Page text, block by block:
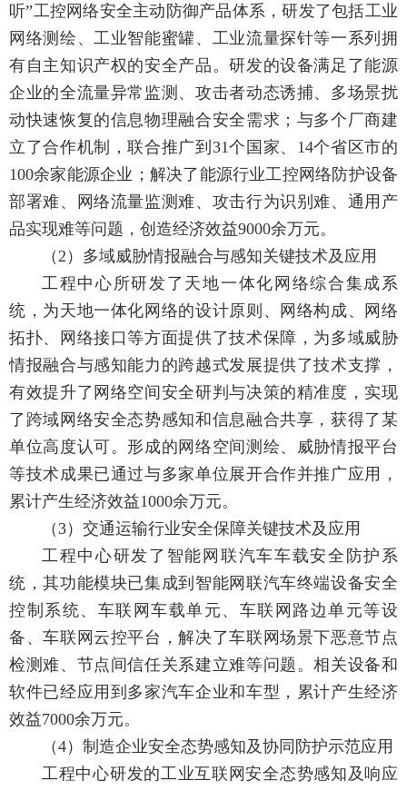
听”工控网络安全主动防御产品体系，研发了包括工业
网络测绘、工业智能蜜罐、工业流量探针等一系列拥
有自主知识产权的安全产品。研发的设备满足了能源
企业的全流量异常监测、攻击者动态诱捕、多场景扰
动快速恢复的信息物理融合安全需求；与多个厂商建
立了合作机制，联合推广到31个国家、14个省区市的
100余家能源企业；解决了能源行业工控网络防护设备
部署难、网络流量监测难、攻击行为识别难、通用产
品实现难等问题，创造经济效益9000余万元。
（2）多域威胁情报融合与感知关键技术及应用
工程中心所研发了天地一体化网络综合集成系
统，为天地一体化网络的设计原则、网络构成、网络
拓扑、网络接口等方面提供了技术保障，为多域威胁
情报融合与感知能力的跨越式发展提供了技术支撑，
有效提升了网络空间安全研判与决策的精准度，实现
了跨域网络安全态势感知和信息融合共享，获得了某
单位高度认可。形成的网络空间测绘、威胁情报平台
等技术成果已通过与多家单位展开合作并推广应用，
累计产生经济效益1000余万元。
（3）交通运输行业安全保障关键技术及应用
工程中心研发了智能网联汽车车载安全防护系
统，其功能模块已集成到智能网联汽车终端设备安全
控制系统、车联网车载单元、车联网路边单元等设
备、车联网云控平台，解决了车联网场景下恶意节点
检测难、节点间信任关系建立难等问题。相关设备和
软件已经应用到多家汽车企业和车型，累计产生经济
效益7000余万元。
（4）制造企业安全态势感知及协同防护示范应用
工程中心研发的工业互联网安全态势感知及响应